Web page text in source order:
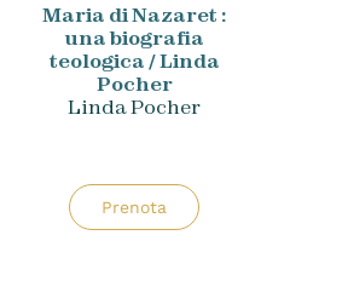
Maria di Nazaret :
una biografia
teologica / Linda
Pocher
Linda Pocher
Prenota